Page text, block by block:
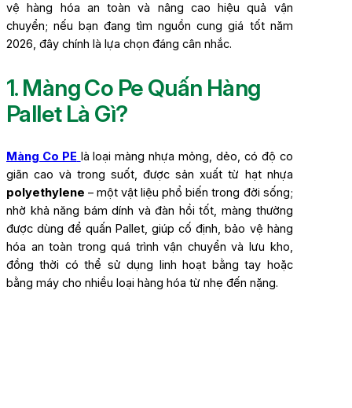
vệ hàng hóa an toàn và nâng cao hiệu quả vận
chuyển; nếu bạn đang tìm nguồn cung giá tốt năm
2026, đây chính là lựa chọn đáng cân nhắc.
1. Màng Co Pe Quấn Hàng
Pallet Là Gì?
Màng Co PE là loại màng nhựa mỏng, dẻo, có độ co
giãn cao và trong suốt, được sản xuất từ hạt nhựa
polyethylene – một vật liệu phổ biến trong đời sống;
nhờ khả năng bám dính và đàn hồi tốt, màng thường
được dùng để quấn Pallet, giúp cố định, bảo vệ hàng
hóa an toàn trong quá trình vận chuyển và lưu kho,
đồng thời có thể sử dụng linh hoạt bằng tay hoặc
bằng máy cho nhiều loại hàng hóa từ nhẹ đến nặng.